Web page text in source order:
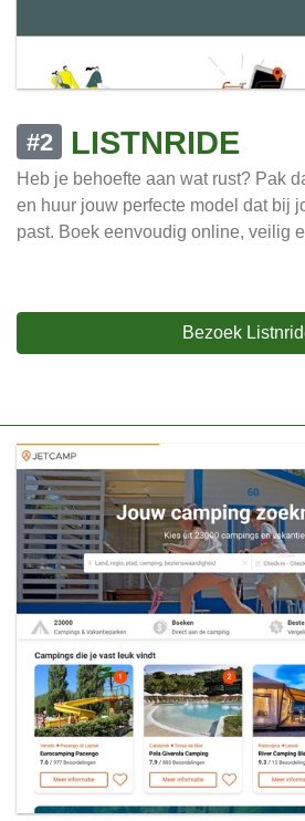
#2 LISTNRIDE
Heb je behoefte aan wat rust? Pak
en huur jouw perfecte model dat bij
past. Boek eenvoudig online, veilig
Bezoek